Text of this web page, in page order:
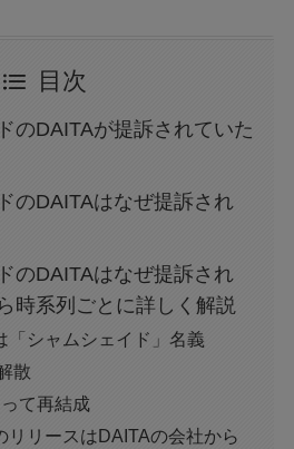
目次
のDAITAが提訴されていた
のDAITAはなぜ提訴され
のDAITAはなぜ提訴され
時系列ごとに詳しく解説
「シャムシェイド」名義
散
て再結成
リリースはDAITAの会社から